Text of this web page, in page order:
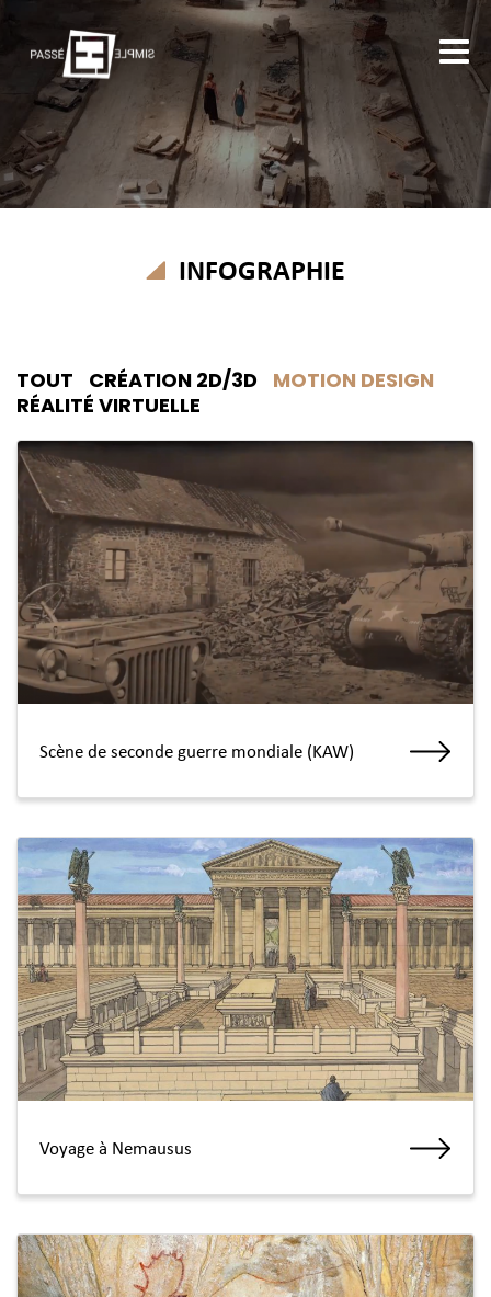
INFOGRAPHIE
TOUT CRÉATION 2D/3D
MOTION DESIGN
RÉALITÉ VIRTUELLE
Scène de seconde guerre mondiale (KAW)
Voyage à Nemausus